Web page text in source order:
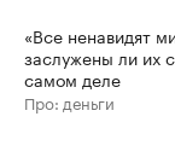
«Все ненавидят
заслужены ли их
самом деле
Про: деньги